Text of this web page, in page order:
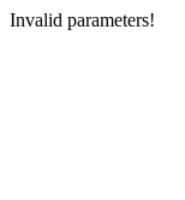
Invalid parameters!